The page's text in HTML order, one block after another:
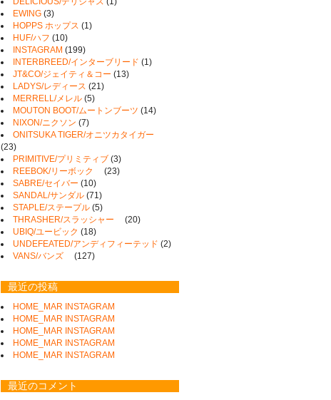
EWING (3)
HOPPS ホップス (1)
HUF/ハフ (10)
INSTAGRAM (199)
INTERBREED/インターブリード (1)
JT&CO/ジェイティ＆コー (13)
LADYS/レディース (21)
MERRELL/メレル (5)
MOUTON BOOT/ムートンブーツ (14)
NIXON/ニクソン (7)
ONITSUKA TIGER/オニツカタイガー
(23)
PRIMITIVE/プリミティブ (3)
REEBOK/リーボック
(23)
SABRE/セイバー (10)
SANDAL/サンダル (71)
STAPLE/ステープル (5)
THRASHER/スラッシャー
(20)
UBIQ/ユービック (18)
UNDEFEATED/アンディフィーテッド (2)
VANS/バンズ
(127)
最近の投稿
HOME_MAR INSTAGRAM
HOME_MAR INSTAGRAM
HOME_MAR INSTAGRAM
HOME_MAR INSTAGRAM
HOME_MAR INSTAGRAM
最近のコメント